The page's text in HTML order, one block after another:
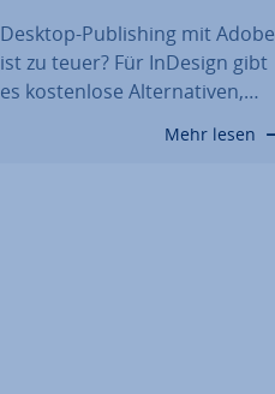
Desktop-Pu­bli­shing mit Adobe
ist zu teuer? Für InDesign gibt
es kos­ten­lo­se Al­ter­na­ti­ven,…
Mehr lesen